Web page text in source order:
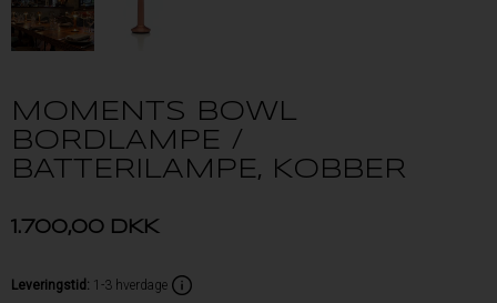
MOMENTS BOWL
BORDLAMPE /
BATTERILAMPE, KOBBER
1.700,00 DKK
Leveringstid : 1-3 hverdage